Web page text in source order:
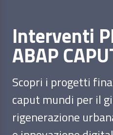
Interventi
ABAP
Scopri i progetti
caput mundi per il
rigenerazione